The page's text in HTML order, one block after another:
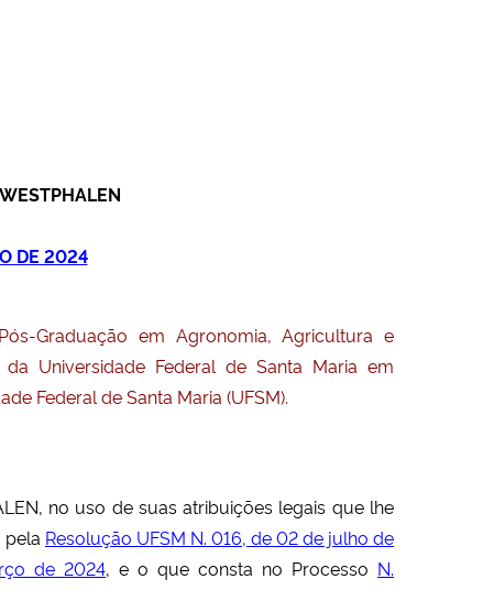
DE 2024
Graduação em Agronomia, Agricultura e
Universidade Federal de Santa Maria em
Federal de Santa Maria (UFSM).
, no uso de suas atribuições legais que lhe
pela Resolução UFSM N. 016, de 02 de julho de
de 2024, e o que consta no Processo N.